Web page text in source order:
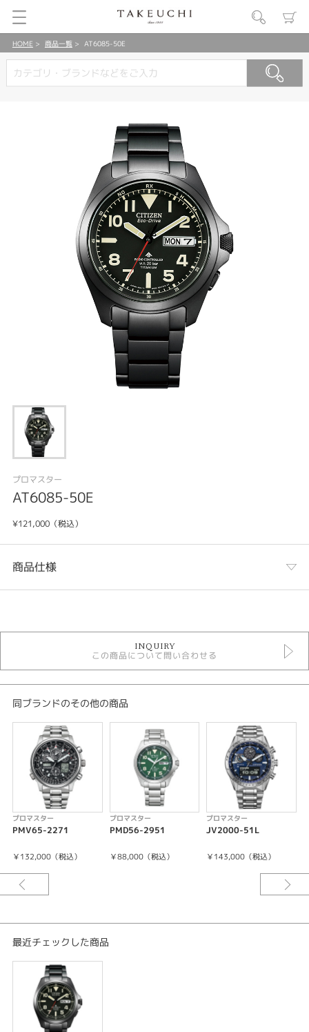
HOME 商品一覧 AT6085-50E
プロマスター
AT6085-50E
¥121,000（税込）
商品仕様
時計
金属ベルト
ソーラー電波
20気圧防水
メンズ 腕時計
プロマスター
性別
メンズ
腕時計
キャリバーNo/H100
精度:±15秒／月(非受信時)
厚み:11.4mm
ケースサイズ(横幅):39.0mm
ケース:スーパーチタニウム
表面処理:デュラテクトDLC(ブラック色)
ガラス:球面サファイアガラス（無反射コーティング）
バンド:三ツ折れプッシュタイプ
INQUIRY
この商品について問い合わせる
同ブランドのその他の商品
プロマスター
PMV65-2271
￥132,000（税込）
プロマスター
PMD56-2951
￥88,000（税込）
プロマスター
JV2000-51L
￥143,000（税込）
最近チェックした商品